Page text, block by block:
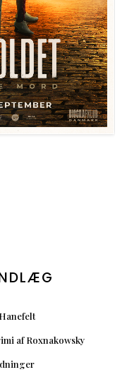
af Roxnakowsky